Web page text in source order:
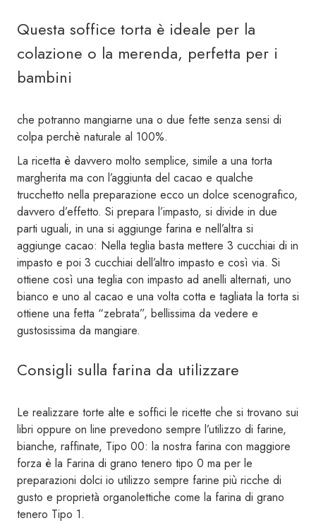
Questa soffice torta è ideale per la
colazione o la merenda, perfetta per i
bambini
che potranno mangiarne una o due fette senza sensi di
colpa perchè naturale al 100%.
La ricetta è davvero molto semplice, simile a una torta
margherita ma con l’aggiunta del cacao e qualche
trucchetto nella preparazione ecco un dolce scenografico,
davvero d’effetto. Si prepara l’impasto, si divide in due
parti uguali, in una si aggiunge farina e nell’altra si
aggiunge cacao: Nella teglia basta mettere 3 cucchiai di in
impasto e poi 3 cucchiai dell’altro impasto e così via. Si
ottiene così una teglia con impasto ad anelli alternati, uno
bianco e uno al cacao e una volta cotta e tagliata la torta si
ottiene una fetta “zebrata”, bellissima da vedere e
gustosissima da mangiare.
Consigli sulla farina da utilizzare
Le realizzare torte alte e soffici le ricette che si trovano sui
libri oppure on line prevedono sempre l’utilizzo di farine,
bianche, raffinate, Tipo 00: la nostra farina con maggiore
forza è la Farina di grano tenero tipo 0 ma per le
preparazioni dolci io utilizzo sempre farine più ricche di
gusto e proprietà organolettiche come la farina di grano
tenero Tipo 1.